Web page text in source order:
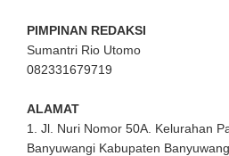
PIMPINAN REDAKSI
Sumantri Rio Utomo
082331679719
ALAMAT
1. Jl. Nuri Nomor 50A. Kelurahan
Banyuwangi Kabupaten